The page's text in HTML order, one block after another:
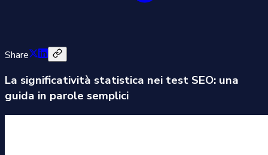
Share
La significatività statistica nei test SEO: una
guida in parole semplici